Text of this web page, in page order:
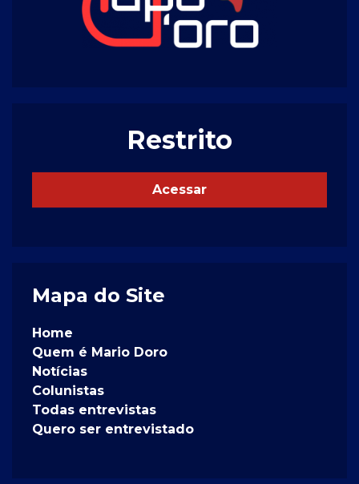
Restrito
Acessar
Mapa do Site
Home
Quem é Mario Doro
Notícias
Colunistas
Todas entrevistas
Quero ser entrevistado